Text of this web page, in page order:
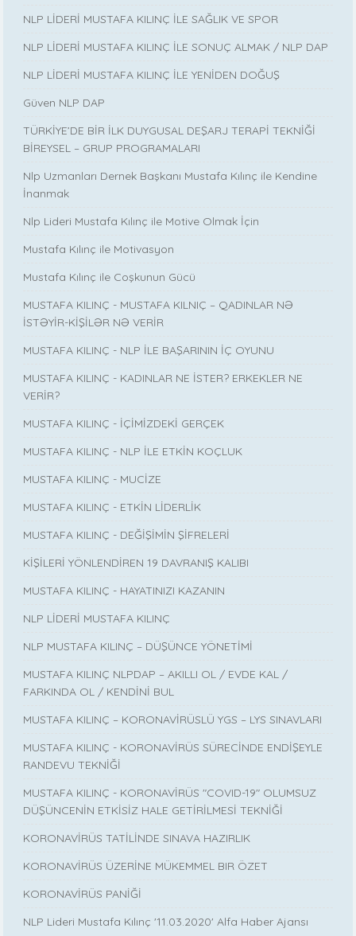
NLP LİDERİ MUSTAFA KILINÇ İLE SAĞLIK VE SPOR
NLP LİDERİ MUSTAFA KILINÇ İLE SONUÇ ALMAK / NLP DAP
NLP LİDERİ MUSTAFA KILINÇ İLE YENİDEN DOĞUŞ
Güven NLP DAP
TÜRKİYE’DE BİR İLK DUYGUSAL DEŞARJ TERAPİ TEKNİĞİ
BİREYSEL – GRUP PROGRAMALARI
Nlp Uzmanları Dernek Başkanı Mustafa Kılınç ile Kendine
İnanmak
Nlp Lideri Mustafa Kılınç ile Motive Olmak İçin
Mustafa Kılınç ile Motivasyon
Mustafa Kılınç ile Coşkunun Gücü
MUSTAFA KILINÇ - MUSTAFA KILNIÇ – QADINLAR NƏ
İSTƏYİR-KİŞİLƏR NƏ VERİR
MUSTAFA KILINÇ - NLP İLE BAŞARININ İÇ OYUNU
MUSTAFA KILINÇ - KADINLAR NE İSTER? ERKEKLER NE
VERİR?
MUSTAFA KILINÇ - İÇİMİZDEKİ GERÇEK
MUSTAFA KILINÇ - NLP İLE ETKİN KOÇLUK
MUSTAFA KILINÇ - MUCİZE
MUSTAFA KILINÇ - ETKİN LİDERLİK
MUSTAFA KILINÇ - DEĞİŞİMİN ŞİFRELERİ
KİŞİLERİ YÖNLENDİREN 19 DAVRANIŞ KALIBI
MUSTAFA KILINÇ - HAYATINIZI KAZANIN
NLP LİDERİ MUSTAFA KILINÇ
NLP MUSTAFA KILINÇ – DÜŞÜNCE YÖNETİMİ
MUSTAFA KILINÇ NLPDAP – AKILLI OL / EVDE KAL /
FARKINDA OL / KENDİNİ BUL
MUSTAFA KILINÇ – KORONAVİRÜSLÜ YGS – LYS SINAVLARI
MUSTAFA KILINÇ - KORONAVİRÜS SÜRECİNDE ENDİŞEYLE
RANDEVU TEKNİĞİ
MUSTAFA KILINÇ - KORONAVİRÜS "COVID-19" OLUMSUZ
DÜŞÜNCENİN ETKİSİZ HALE GETİRİLMESİ TEKNİĞİ
KORONAVİRÜS TATİLİNDE SINAVA HAZIRLIK
KORONAVİRÜS ÜZERİNE MÜKEMMEL BIR ÖZET
KORONAVİRÜS PANİĞİ
NLP Lideri Mustafa Kılınç '11.03.2020' Alfa Haber Ajansı